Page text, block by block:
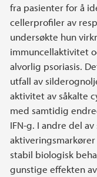
fra pasienter for å
cellerprofiler av
undersøkte hun
immuncellaktivitet
alvorlig psoriasis.
utfall av
aktivitet av såkalte
med samtidig
IFN-g. I andre del
stabil biologisk
gunstige effekten